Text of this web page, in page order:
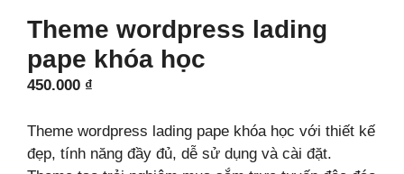
Theme wordpress lading
pape khóa học
450.000 ₫
Theme wordpress lading pape khóa học với thiết kế
đẹp, tính năng đầy đủ, dễ sử dụng và cài đặt.